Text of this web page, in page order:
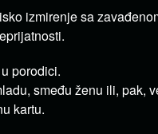
izmirenje sa
porodici.
smeđu ženu ili, pak,
kartu.